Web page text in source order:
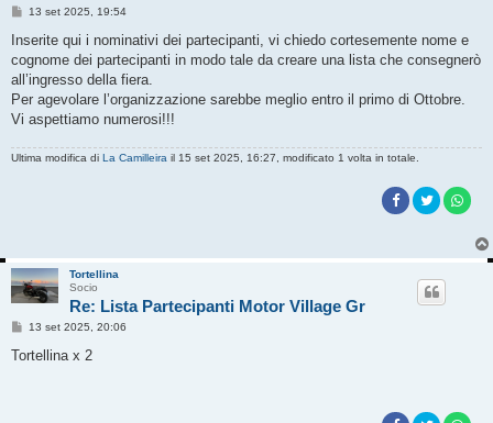
M
s
a
g
i
o
13 set 2025, 19:54
Inserite qui i nominativi dei partecipanti, vi chiedo cortesemente nome e
cognome dei partecipanti in modo tale da creare una lista che consegnerò
all’ingresso della fiera.
Per agevolare l’organizzazione sarebbe meglio entro il primo di Ottobre.
Vi aspettiamo numerosi!!!
Ultima modifica di La Camilleira il 15 set 2025, 16:27, modificato 1 volta in totale.
Tortellina
Socio
Re: Lista Partecipanti Motor Village Gr
M
s
13 set 2025, 20:06
Tortellina x 2